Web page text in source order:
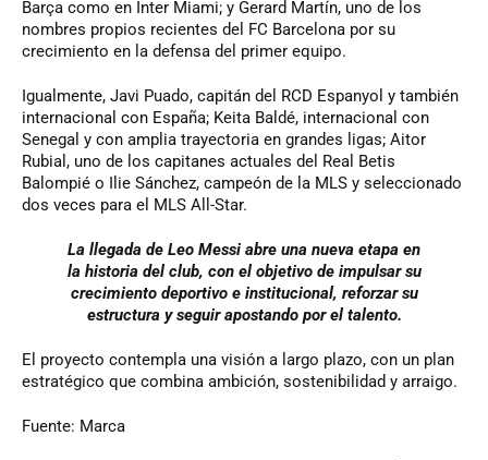
Barça como en Inter Miami; y Gerard Martín, uno de los
nombres propios recientes del FC Barcelona por su
crecimiento en la defensa del primer equipo.
Igualmente, Javi Puado, capitán del RCD Espanyol y también
internacional con España; Keita Baldé, internacional con
Senegal y con amplia trayectoria en grandes ligas; Aitor
Rubial, uno de los capitanes actuales del Real Betis
Balompié o Ilie Sánchez, campeón de la MLS y seleccionado
dos veces para el MLS All-Star.
La llegada de Leo Messi abre una nueva etapa en
la historia del club, con el objetivo de impulsar su
crecimiento deportivo e institucional, reforzar su
estructura y seguir apostando por el talento.
El proyecto contempla una visión a largo plazo, con un plan
estratégico que combina ambición, sostenibilidad y arraigo.
Fuente: Marca